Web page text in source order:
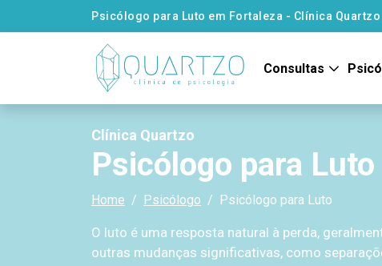
Psicólogo para Luto em Fortaleza - Clínica Quartzo
Consultas
Clínica Quartzo
Psicólogo para Luto
Home Psicólogo Psicólogo para Luto
O luto é uma resposta natural à perda,
outras mudanças significativas, como